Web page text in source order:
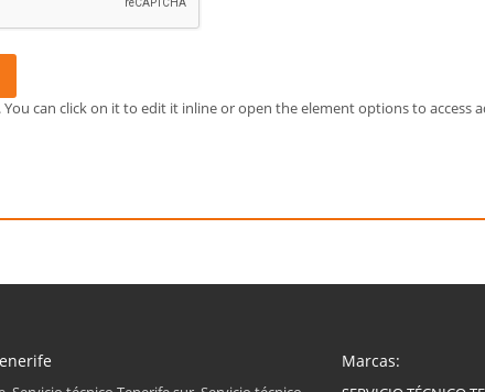
You can click on it to edit it inline or open the element options to
Marcas: